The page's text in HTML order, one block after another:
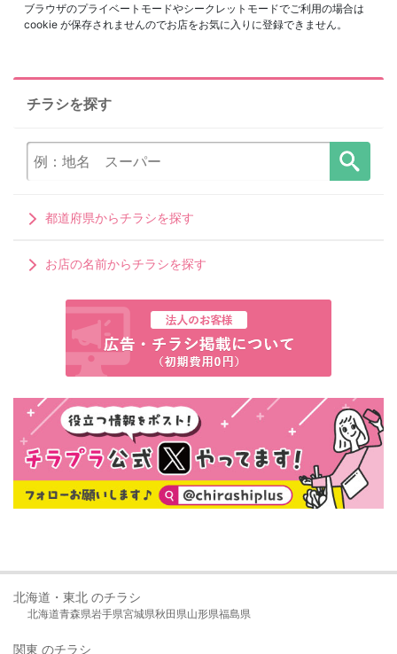
ブラウザのプライベートモードやシークレットモードでご利用の場合は
cookie が保存されませんのでお店をお気に入りに登録できません。
チラシを探す
都道府県からチラシを探す
お店の名前からチラシを探す
北海道・東北 のチラシ
北海道青森県岩手県宮城県秋田県山形県福島県
関東 のチラシ